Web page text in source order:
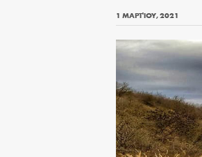
1 ΜΑΡΤΊΟΥ, 2021